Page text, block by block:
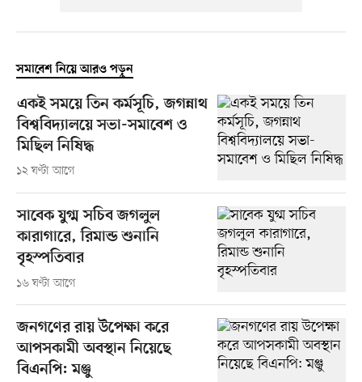
সমাবেশ নিয়ে আরও পড়ুন
একই সময়ে তিন কর্মসূচি, জগন্নাথ
বিশ্ববিদ্যালয়ে সভা-সমাবেশ ও
মিছিল নিষিদ্ধ
১২ ঘণ্টা আগে
সাবেক যুগ্ম সচিব জগলুল
কারাগারে, রিমান্ড শুনানি
বৃহস্পতিবার
১৬ ঘণ্টা আগে
জনগণের রায় উপেক্ষা করে
আপসকামী অবস্থান নিয়েছে
বিএনপি: মঞ্জু